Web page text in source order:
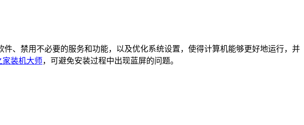
、禁用不必要的服务和功能，以及优化系统设置，使得计算机能够更好地运行，并
家装机大师，可避免安装过程中出现蓝屏的问题。